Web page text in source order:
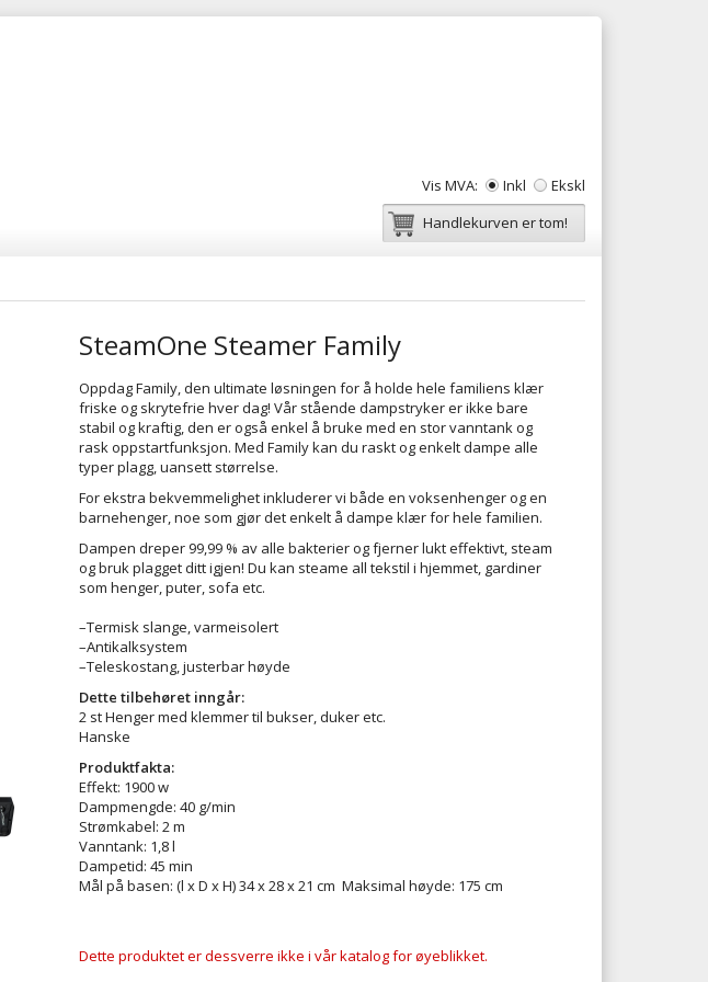
Vis MVA: Inkl
Ekskl
Handlekurven er tom!
SteamOne Steamer Family
Oppdag Family, den ultimate løsningen for å holde hele familiens klær
friske og skrytefrie hver dag! Vår stående dampstryker er ikke bare
stabil og kraftig, den er også enkel å bruke med en stor vanntank og
rask oppstartfunksjon. Med Family kan du raskt og enkelt dampe alle
typer plagg, uansett størrelse.
For ekstra bekvemmelighet inkluderer vi både en voksenhenger og en
barnehenger, noe som gjør det enkelt å dampe klær for hele familien.
Dampen dreper 99,99 % av alle bakterier og fjerner lukt effektivt, steam
og bruk plagget ditt igjen! Du kan steame all tekstil i hjemmet, gardiner
som henger, puter, sofa etc.
–Termisk slange, varmeisolert
–Antikalksystem
–Teleskostang, justerbar høyde
Dette tilbehøret inngår:
2 st Henger med klemmer til bukser, duker etc.
Hanske
Produktfakta:
Effekt: 1900 w
Dampmengde: 40 g/min
Strømkabel: 2 m
Vanntank: 1,8 l
Dampetid: 45 min
Mål på basen: (l x D x H) 34 x 28 x 21 cm Maksimal høyde: 175 cm
Dette produktet er dessverre ikke i vår katalog for øyeblikket.